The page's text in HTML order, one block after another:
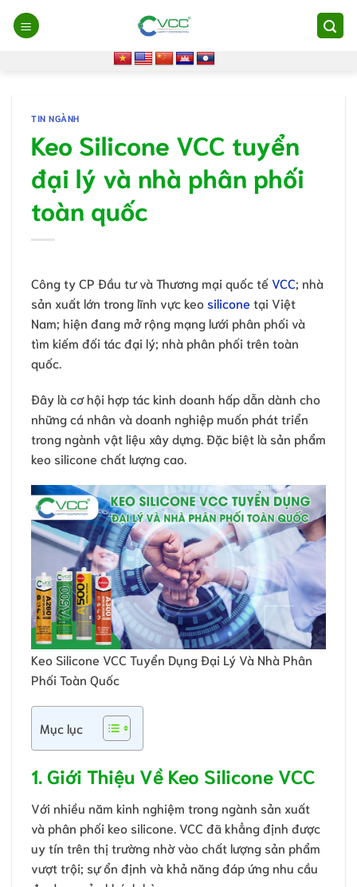
Chuyển
đến
TIN NGÀNH
Keo Silicone VCC tuyển
đại lý và nhà phân phối
toàn quốc
Công ty CP Đầu tư và Thương mại quốc tế VCC; nhà
sản xuất lớn trong lĩnh vực keo silicone tại Việt
Nam; hiện đang mở rộng mạng lưới phân phối và
tìm kiếm đối tác đại lý; nhà phân phối trên toàn
quốc.
Đây là cơ hội hợp tác kinh doanh hấp dẫn dành cho
những cá nhân và doanh nghiệp muốn phát triển
trong ngành vật liệu xây dựng. Đặc biệt là sản phẩm
keo silicone chất lượng cao.
Keo Silicone VCC Tuyển Dụng Đại Lý Và Nhà Phân
Phối Toàn Quốc
Mục lục
1. Giới Thiệu Về Keo Silicone VCC
Với nhiều năm kinh nghiệm trong ngành sản xuất
và phân phối keo silicone. VCC đã khẳng định được
uy tín trên thị trường nhờ vào chất lượng sản phẩm
vượt trội; sự ổn định và khả năng đáp ứng nhu cầu